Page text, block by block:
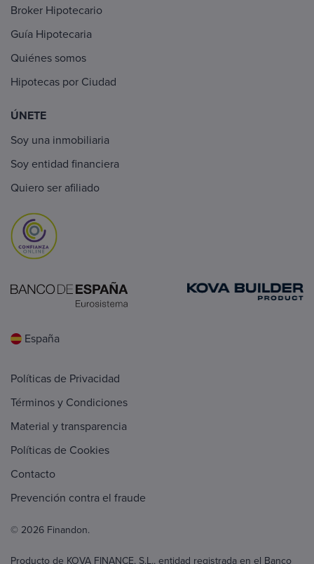
Broker Hipotecario
Guía Hipotecaria
Quiénes somos
Hipotecas por Ciudad
ÚNETE
Soy una inmobiliaria
Soy entidad financiera
Quiero ser afiliado
España
Políticas de Privacidad
Términos y Condiciones
Material y transparencia
Políticas de Cookies
Contacto
Prevención contra el fraude
© 2026 Finandon.
Producto de KOVA FINANCE, S.L., entidad registrada en el Banco